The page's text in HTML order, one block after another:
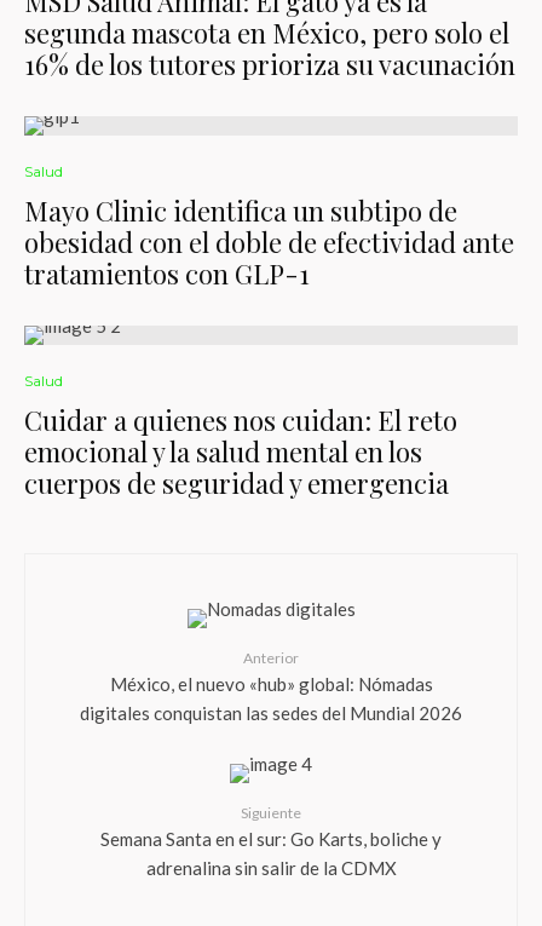
segunda mascota en México, pero solo el
16% de los tutores prioriza su vacunación
Salud
Mayo Clinic identifica un subtipo de
obesidad con el doble de efectividad ante
tratamientos con GLP-1
Salud
Cuidar a quienes nos cuidan: El reto
emocional y la salud mental en los
cuerpos de seguridad y emergencia
Anterior
México, el nuevo «hub» global: Nómadas
digitales conquistan las sedes del Mundial 2026
Siguiente
Semana Santa en el sur: Go Karts, boliche y
adrenalina sin salir de la CDMX